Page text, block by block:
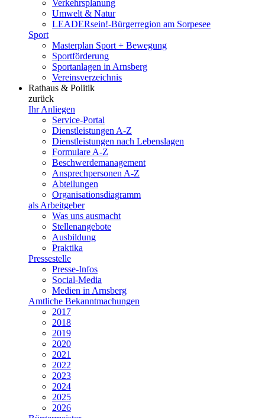
Verkehrsplanung
Umwelt & Natur
LEADERsein!-Bürgerregion am Sorpesee
Sport
Masterplan Sport + Bewegung
Sportförderung
Sportanlagen in Arnsberg
Vereinsverzeichnis
Rathaus & Politik
zurück
Ihr Anliegen
Service-Portal
Dienstleistungen A-Z
Dienstleistungen nach Lebenslagen
Formulare A-Z
Beschwerdemanagement
Ansprechpersonen A-Z
Abteilungen
Organisationsdiagramm
als Arbeitgeber
Was uns ausmacht
Stellenangebote
Ausbildung
Praktika
Pressestelle
Presse-Infos
Social-Media
Medien in Arnsberg
Amtliche Bekanntmachungen
2017
2018
2019
2020
2021
2022
2023
2024
2025
2026